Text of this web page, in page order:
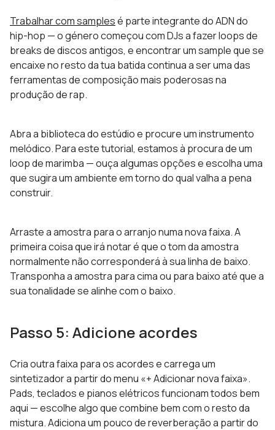
Trabalhar com samplesé parte integrante do ADN do
hip-hop — o género começou com DJs a fazer loops de
breaks de discos antigos, e encontrar um sample que se
encaixe no resto da tua batida continua a ser uma das
ferramentas de composição mais poderosas na
produção de rap.
Abra a biblioteca do estúdio e procure um instrumento
melódico. Para este tutorial, estamos à procura de um
loop de marimba — ouça algumas opções e escolha uma
que sugira um ambiente em torno do qual valha a pena
construir.
Arraste a amostra para o arranjo numa nova faixa. A
primeira coisa que irá notar é que o tom da amostra
normalmente não corresponderá à sua linha de baixo.
Transponha a amostra para cima ou para baixo até que a
sua tonalidade se alinhe com o baixo.
Passo 5: Adicione acordes
Cria outra faixa para os acordes e carrega um
sintetizador a partir do menu «+ Adicionar nova faixa».
Pads, teclados e pianos elétricos funcionam todos bem
aqui — escolhe algo que combine bem com o resto da
mistura. Adiciona um pouco de reverberação a partir do